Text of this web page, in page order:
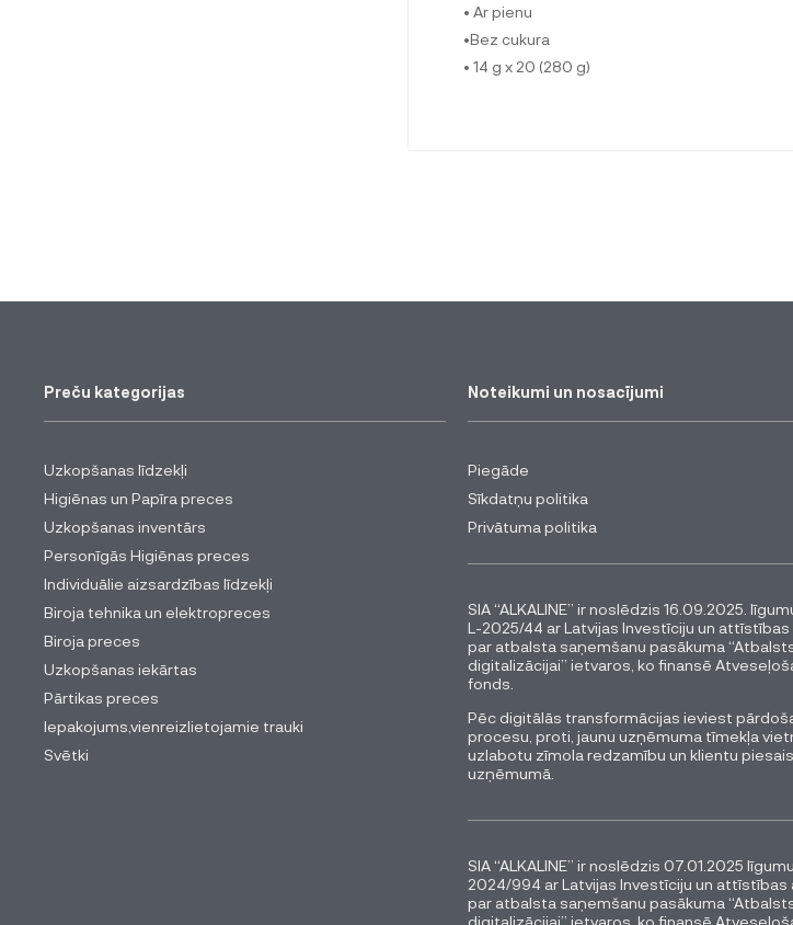
• Ar pienu
•Bez cukura
• 14 g x 20 (280 g)
Preču kategorijas
Uzkopšanas līdzekļi
Higiēnas un Papīra preces
Uzkopšanas inventārs
Personīgās Higiēnas preces
Individuālie aizsardzības līdzekļi
Biroja tehnika un elektropreces
Biroja preces
Uzkopšanas iekārtas
Pārtikas preces
Iepakojums,vienreizlietojamie trauki
Svētki
Noteikumi un nosacījumi
Piegāde
Sīkdatņu politika
Privātuma politika
SIA “ALKALINE” ir noslēdzis 16.09.2025.
L-2025/44 ar Latvijas Investīciju un
par atbalsta saņemšanu pasākuma
digitalizācijai” ietvaros, ko finansē
fonds.
Pēc digitālās transformācijas ieviest
procesu, proti, jaunu uzņēmuma tīmekļa
uzlabotu zīmola redzamību un klientu
uzņēmumā.
SIA “ALKALINE” ir noslēdzis 07.01.2025
2024/994 ar Latvijas Investīciju un attīstības
par atbalsta saņemšanu pasākuma
digitalizācijai” ietvaros, ko finansē